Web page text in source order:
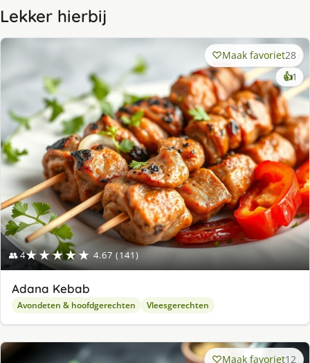
Lekker hierbij
👥 4★★★★★ 4.67 (141)
Maak favoriet28
👍1
Adana Kebab
Avondeten & hoofdgerechten Vleesgerechten
Maak favoriet12